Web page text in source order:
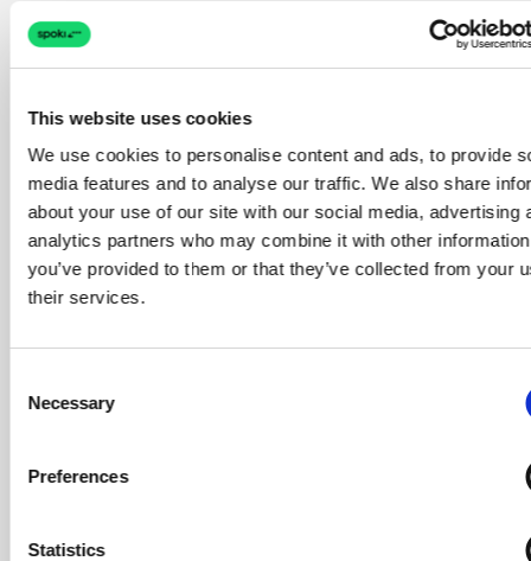
This website uses cookies
We use cookies to personalise content and ads, to provide
media features and to analyse our traffic. We also share
about your use of our site with our social media, advertising
analytics partners who may combine it with other
you’ve provided to them or that they’ve collected from your
their services.
Selection
Necessary
Preferences
Statistics